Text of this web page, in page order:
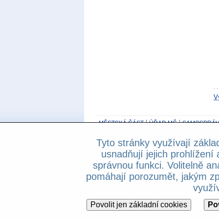
MĚSTSKÁ ČÁST ÚŘAD MČ
800 194 237- Základní informační linka
Prohlášení o přístupnosti
Copyright © 2013 Městská část Praha 4,
Tyto stránky využívají
usnadňují jejich prohlížení
správnou funkci. Volitelně
pomáhají porozumět, jakým
Povolit jen základní cookies